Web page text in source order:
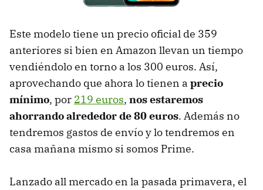
Este modelo tiene un precio oficial de 359
anteriores si bien en Amazon llevan un tiempo
vendiéndolo en torno a los 300 euros. Así,
aprovechando que ahora lo tienen a precio
mínimo, por 219 euros, nos estaremos
ahorrando alrededor de 80 euros. Además no
tendremos gastos de envío y lo tendremos en
casa mañana mismo si somos Prime.
Lanzado all mercado en la pasada primavera, el